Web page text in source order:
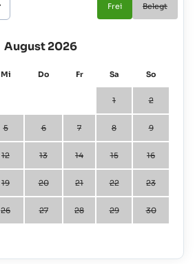
Frei Belegt
August 2026
Mi Do Fr Sa So
1 2
5 6 7 8 9
12 13 14 15 16
19 20 21 22 23
26 27 28 29 30